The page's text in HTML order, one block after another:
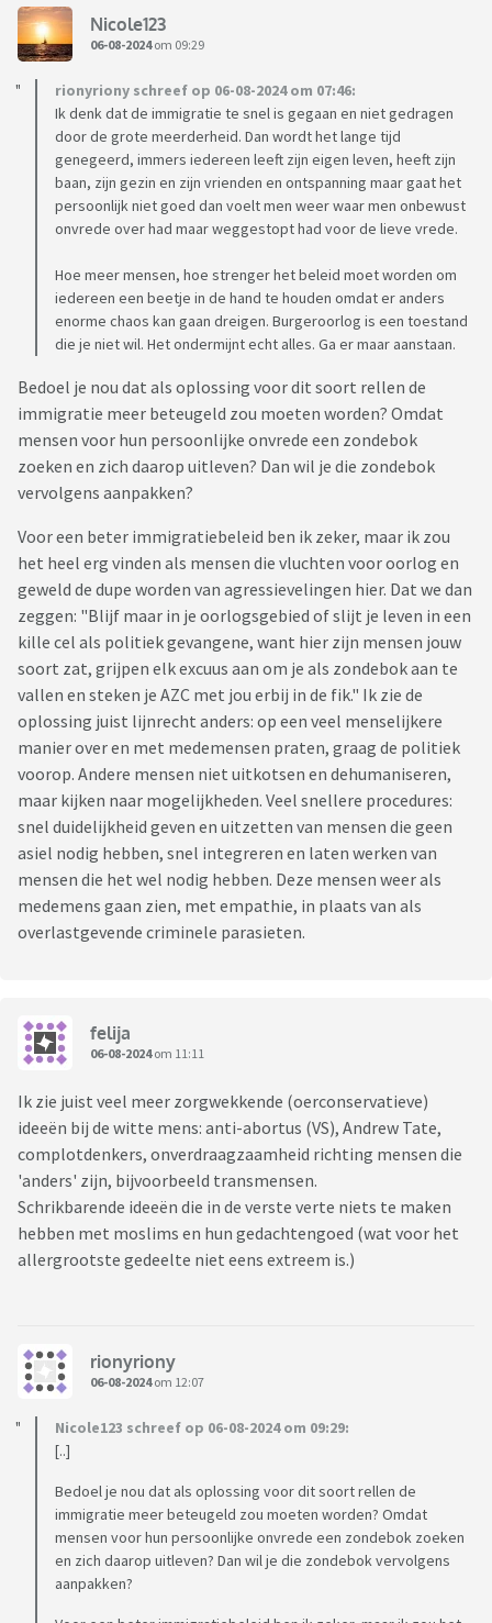
Nicole123
06-08-2024om 09:29
rionyriony schreef op 06-08-2024 om 07:46:
Ik denk dat de immigratie te snel is gegaan en niet gedragen
door de grote meerderheid. Dan wordt het lange tijd
genegeerd, immers iedereen leeft zijn eigen leven, heeft zijn
baan, zijn gezin en zijn vrienden en ontspanning maar gaat het
persoonlijk niet goed dan voelt men weer waar men onbewust
onvrede over had maar weggestopt had voor de lieve vrede.
Hoe meer mensen, hoe strenger het beleid moet worden om
iedereen een beetje in de hand te houden omdat er anders
enorme chaos kan gaan dreigen. Burgeroorlog is een toestand
die je niet wil. Het ondermijnt echt alles. Ga er maar aanstaan.
Bedoel je nou dat als oplossing voor dit soort rellen de
immigratie meer beteugeld zou moeten worden? Omdat
mensen voor hun persoonlijke onvrede een zondebok
zoeken en zich daarop uitleven? Dan wil je die zondebok
vervolgens aanpakken?
Voor een beter immigratiebeleid ben ik zeker, maar ik zou
het heel erg vinden als mensen die vluchten voor oorlog en
geweld de dupe worden van agressievelingen hier. Dat we dan
zeggen: "Blijf maar in je oorlogsgebied of slijt je leven in een
kille cel als politiek gevangene, want hier zijn mensen jouw
soort zat, grijpen elk excuus aan om je als zondebok aan te
vallen en steken je AZC met jou erbij in de fik." Ik zie de
oplossing juist lijnrecht anders: op een veel menselijkere
manier over en met medemensen praten, graag de politiek
voorop. Andere mensen niet uitkotsen en dehumaniseren,
maar kijken naar mogelijkheden. Veel snellere procedures:
snel duidelijkheid geven en uitzetten van mensen die geen
asiel nodig hebben, snel integreren en laten werken van
mensen die het wel nodig hebben. Deze mensen weer als
medemens gaan zien, met empathie, in plaats van als
overlastgevende criminele parasieten.
felija
06-08-2024om 11:11
Ik zie juist veel meer zorgwekkende (oerconservatieve)
ideeën bij de witte mens: anti-abortus (VS), Andrew Tate,
complotdenkers, onverdraagzaamheid richting mensen die
'anders' zijn, bijvoorbeeld transmensen.
Schrikbarende ideeën die in de verste verte niets te maken
hebben met moslims en hun gedachtengoed (wat voor het
allergrootste gedeelte niet eens extreem is.)
rionyriony
06-08-2024om 12:07
Nicole123 schreef op 06-08-2024 om 09:29:
[..]
Bedoel je nou dat als oplossing voor dit soort rellen de
immigratie meer beteugeld zou moeten worden? Omdat
mensen voor hun persoonlijke onvrede een zondebok zoeken
en zich daarop uitleven? Dan wil je die zondebok vervolgens
aanpakken?